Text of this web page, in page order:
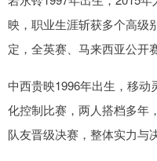
映，职业生涯斩获多个高级
定，全英赛、马来西亚公开
中西贵映1996年出生，移
化控制比赛，两人搭档多年
队友晋级决赛，整体实力与